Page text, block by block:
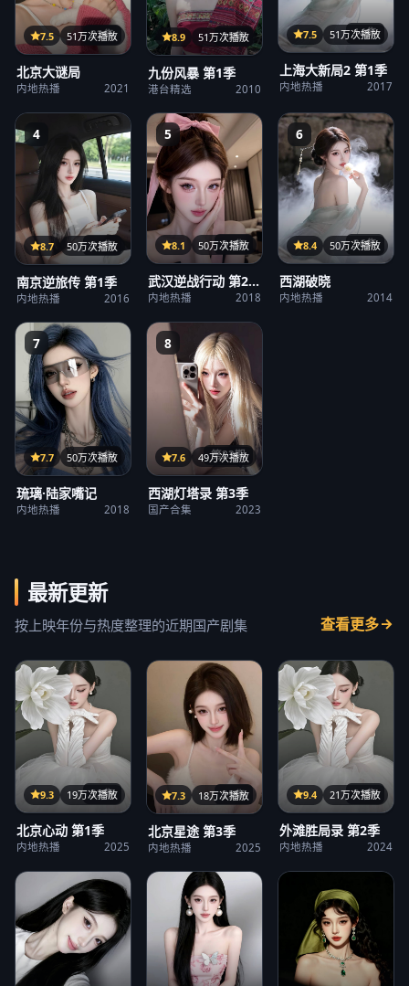
22集
7.5 51万次播放
北京大谜局
内地热播 2021
15集
8.9 51万次播放
九份风暴 第1季
港台精选 2010
14集
7.5 51万次播放
上海大新局2 第1季
内地热播 2017
4
21集
8.7 50万次播放
南京逆旅传 第1季
内地热播 2016
5
31集
8.1 50万次播放
武汉逆战行动 第2
季
内地热播 2018
6
36集
8.4 50万次播放
西湖破晓
内地热播 2014
7
12集
7.7 50万次播放
琉璃·陆家嘴记
内地热播 2018
8
第23期
7.6 49万次播放
西湖灯塔录 第3季
国产合集 2023
最新更新
按上映年份与热度整理的近期国产剧集 查看更多
32集
9.3 19万次播放
北京心动 第1季
内地热播 2025
25集
7.3 18万次播放
北京星途 第3季
内地热播 2025
21集
9.4 21万次播放
外滩胜局录 第2季
内地热播 2024